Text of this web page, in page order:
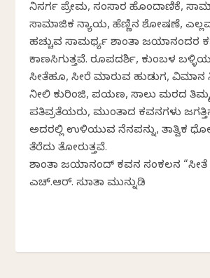
ನಿಸರ್ಗ ಪ್ರೇಮ, ಸಂಸಾರ ಹೊಂದಾಣಿಕೆ,
ಸಾಮಾಜಿಕ ನ್ಯಾಯ, ಹೆಣ್ಣಿನ ಶೋಷಣೆ,
ಹಚ್ಚುವ ಸಾಮರ್ಥ್ಯ ಶಾಂತಾ ಜಯಾನಂದರ
ಕಾಣಸಿಗುತ್ತವೆ. ರೂಪದರ್ಶಿ, ಕುಂಬಳ
ಸೀತೆಹೂ, ಸೀರೆ ಮಾರುವ ಹುಡುಗ, ವಿಮಾನ
ನೀಲಿ ಕುರಿಂಜಿ, ಪಯಣ, ಸಾಲು ಮರದ
ಪತಿವ್ರತೆಯರು, ಮುಂತಾದ ಕವನಗಳು
ಅದರಲ್ಲಿ ಉಳಿಯುವ ನೆನಪನ್ನು, ತಾತ್ವಿಕ
ತೆರೆದು ತೋರುತ್ತವೆ.
ಶಾಂತಾ ಜಯಾನಂದ್ ಕವನ ಸಂಕಲನ “ಸೀತೆ
ಎಚ್.ಆರ್.‌ ಸುಜಾತಾ ಮುನ್ನುಡಿ